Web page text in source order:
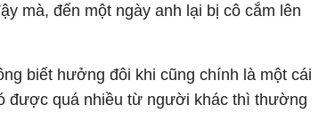
mà, đến một ngày anh lại bị cô cắm lên
biết hưởng đôi khi cũng chính là một cái
được quá nhiều từ người khác thì thường